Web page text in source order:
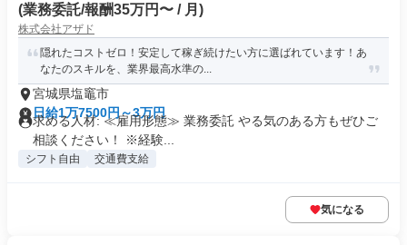
(業務委託/報酬35万円〜 / 月)
株式会社アザド
隠れたコストゼロ！安定して稼ぎ続けたい方に選ばれています！あ
なたのスキルを、業界最高水準の...
宮城県塩竈市
日給1万7500円～3万円
求める人材: ≪雇用形態≫ 業務委託 やる気のある方もぜひご
相談ください！ ※経験...
シフト自由 交通費支給
気になる